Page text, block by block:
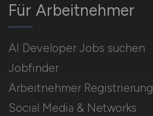
Für Arbeitnehmer
AI Developer Jobs suchen
Jobfinder
Arbeitnehmer Registrierung
Social Media & Networks